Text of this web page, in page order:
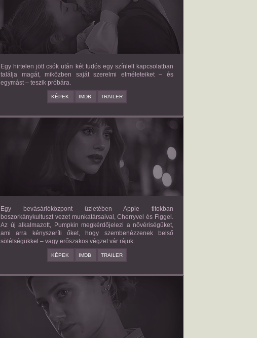
THE LOVE HYPOTHESIS
2026/09/23
OLIVE SMITH
Egy hirtelen jött csók után két tudós egy színlelt kapcsolatban
találja magát, miközben saját szerelmi elméleteiket – és
egymást – teszik próbára.
KÉPEK IMDB TRAILER
FORBIDDEN FRUITS
2026/03/27
APPLE
Egy bevásárlóközpont üzletében Apple titokban
boszorkánykultuszt vezet munkatársaival, Cherryvel és Figgel.
Az új alkalmazott, Pumpkin megkérdőjelezi a nővériségüket,
ami arra kényszeríti őket, hogy szembenézzenek belső
sötétségükkel – vagy erőszakos végzet vár rájuk.
KÉPEK IMDB TRAILER
AMERICAN SWEATSHOP
DAISY MORIARTY